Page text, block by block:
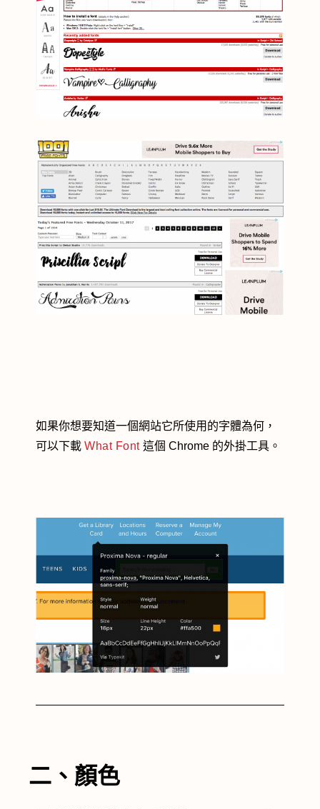
如果你想要知道一個網站它所使用的字體為何，
可以下載 What Font這個 Chrome 的外掛工具。
二、顏色